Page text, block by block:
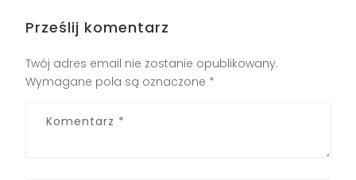
Prześlij komentarz
Twój adres email nie zostanie opublikowany.
Wymagane pola są oznaczone *